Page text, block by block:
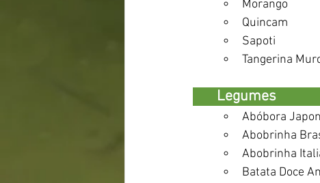
Morango
Quincam
Sapoti
Tangerina
Abóbora
Abobrinha
Abobrinha
Batata Doce